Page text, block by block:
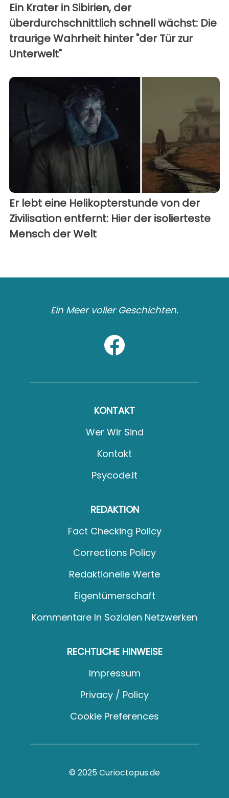
Ein Krater in Sibirien, der
überdurchschnittlich schnell wächst: Die
traurige Wahrheit hinter "der Tür zur
Unterwelt"
Er lebt eine Helikopterstunde von der
Zivilisation entfernt: Hier der isolierteste
Mensch der Welt
Ein Meer voller Geschichten.
KONTAKT
Wer Wir Sind
Kontakt
Psycode.it
REDAKTION
Fact Checking Policy
Corrections Policy
Redaktionelle Werte
Eigentümerschaft
Kommentare In Sozialen Netzwerken
RECHTLICHE HINWEISE
Impressum
Privacy / Policy
Cookie Preferences
© 2025 Curioctopus.de